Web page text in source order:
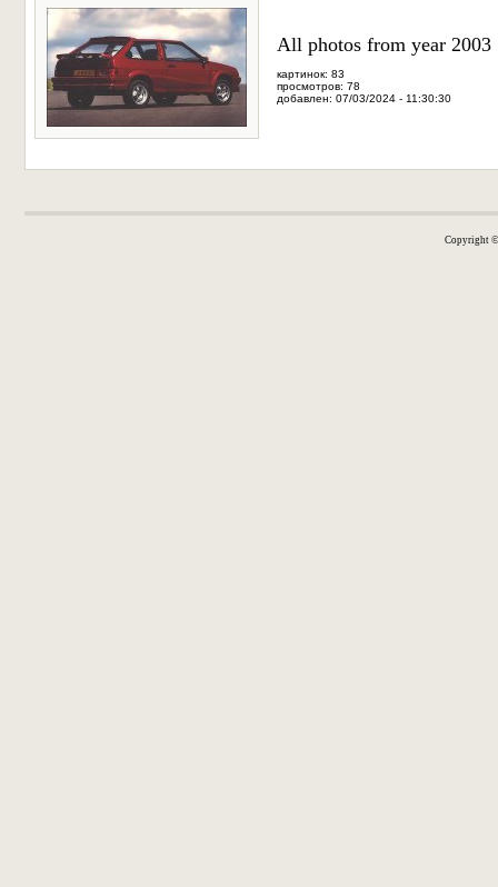
All photos from year 2003
картинок: 83
просмотров: 78
добавлен: 07/03/2024 - 11:30:30
Copyright